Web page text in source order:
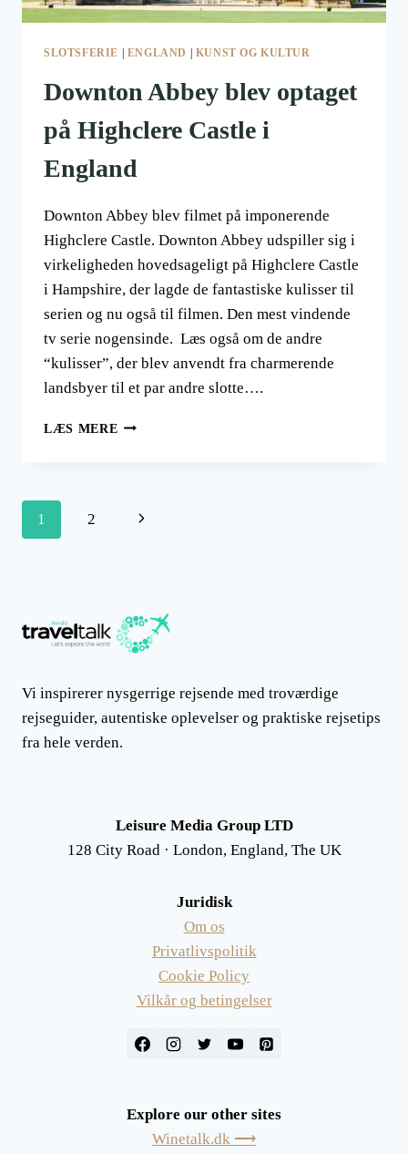
SLOTSFERIE | ENGLAND | KUNST OG KULTUR
Downton Abbey blev optaget
på Highclere Castle i
England
Downton Abbey blev filmet på imponerende
Highclere Castle. Downton Abbey udspiller sig i
virkeligheden hovedsageligt på Highclere Castle
i Hampshire, der lagde de fantastiske kulisser til
serien og nu også til filmen. Den mest vindende
tv serie nogensinde. Læs også om de andre
“kulisser”, der blev anvendt fra charmerende
landsbyer til et par andre slotte….
LÆS MERE DOWNTON
HIGHCLERE
Side
1 2
Næste
Vi inspirerer nysgerrige rejsende med troværdige
rejseguider, autentiske oplevelser og praktiske rejsetips
fra hele verden.
Leisure Media Group LTD
128 City Road · London, England, The UK
Juridisk
Om os
Privatlivspolitik
Cookie Policy
Vilkår og betingelser
Explore our other sites
Winetalk.dk ⟶